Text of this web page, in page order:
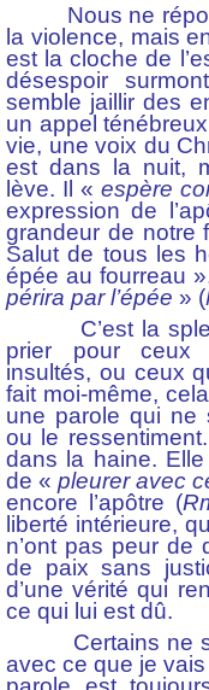
Nous ne
la violence, mais
est la cloche de
désespoir
semble jaillir des
un appel
vie, une voix du
est dans la nuit,
lève. Il « espère
expression de
grandeur de notre
Salut de tous les
épée au fourreau
périra par l’épée » (
C’est la
prier pour ceux
insultés, ou ceux
fait moi-même,
une parole qui ne
ou le
dans la haine.
de « pleurer avec
encore l’apôtre (
liberté intérieure,
n’ont pas peur de
de paix sans
d’une vérité qui
ce qui lui est dû.
Certains ne
avec ce que je